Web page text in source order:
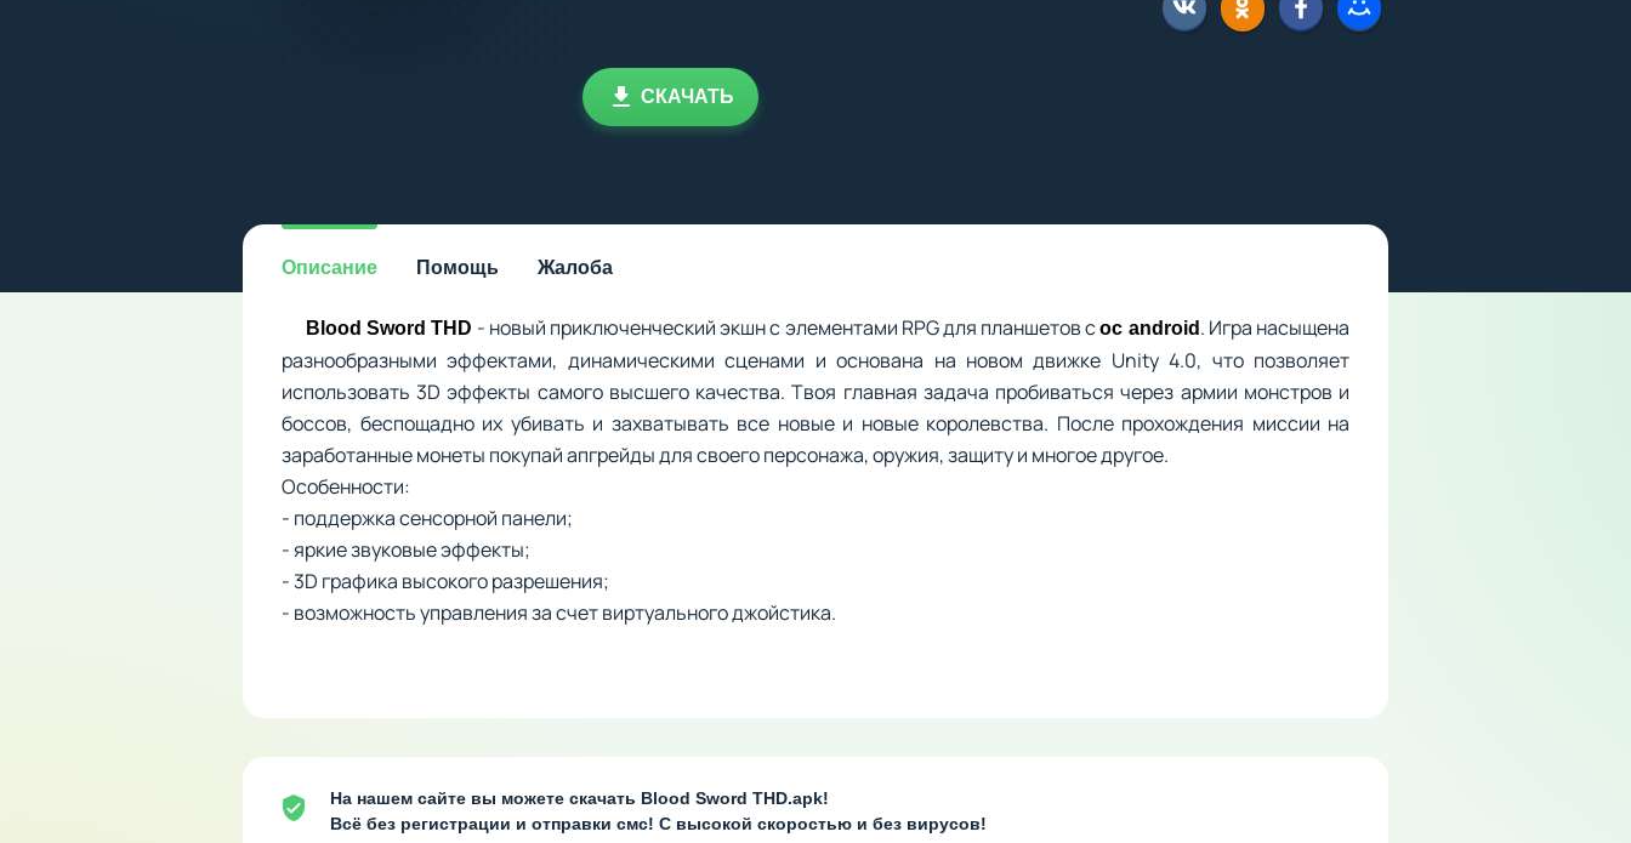
СКАЧАТЬ
Описание Помощь Жалоба
Blood Sword THD - новый приключенческий экшн с элементами RPG для планшетов сос android . Игра насыщена
разнообразными эффектами, динамическими сценами и основана на новом движке Unity 4.0, что позволяет
использовать 3D эффекты самого высшего качества. Твоя главная задача пробиваться через армии монстров и
боссов, беспощадно их убивать и захватывать все новые и новые королевства. После прохождения миссии на
заработанные монеты покупай апгрейды для своего персонажа, оружия, защиту и многое другое.
Особенности:
- поддержка сенсорной панели;
- яркие звуковые эффекты;
- 3D графика высокого разрешения;
- возможность управления за счет виртуального джойстика.
На нашем сайте вы можете скачать Blood Sword THD.apk!
Всё без регистрации и отправки смс! С высокой скоростью и без вирусов!